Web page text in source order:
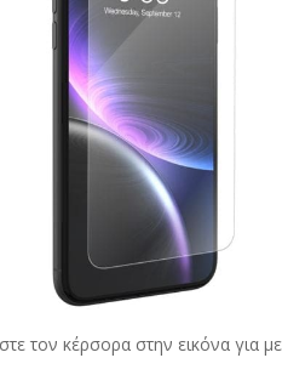
τον κέρσορα στην εικόνα για